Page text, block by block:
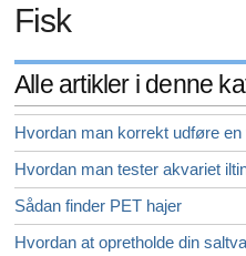
Familieliv
Dating
Friends
Parenting
Blive gift
Fisk
Alle artikler i denne
Hvordan man korrekt udføre
Hvordan man tester akvariet
Sådan finder PET hajer
Hvordan at opretholde din